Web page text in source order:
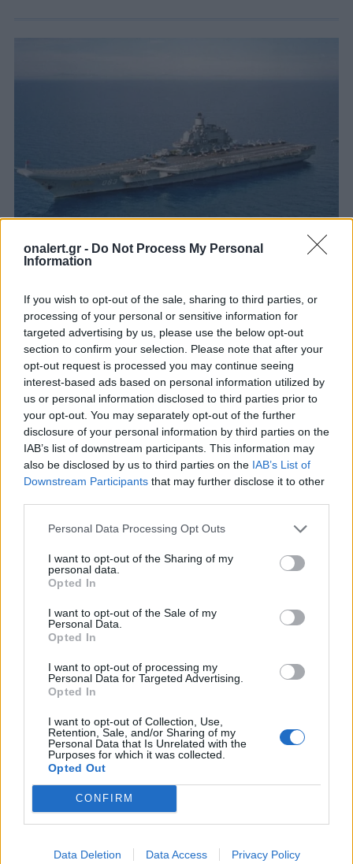
onalert.gr - Do Not Process My Personal
Information
If you wish to opt-out of the sale, sharing to third parties, or
processing of your personal or sensitive information for
targeted advertising by us, please use the below opt-out
section to confirm your selection. Please note that after your
opt-out request is processed you may continue seeing
interest-based ads based on personal information utilized by
us or personal information disclosed to third parties prior to
your opt-out. You may separately opt-out of the further
disclosure of your personal information by third parties on the
IAB’s list of downstream participants. This information may
also be disclosed by us to third parties on the IAB’s List of
Downstream Participants that may further disclose it to other
Personal Data Processing Opt Outs
I want to opt-out of the Sharing of my
personal data.
Opted In
I want to opt-out of the Sale of my
Personal Data.
Opted In
I want to opt-out of processing my
Personal Data for Targeted Advertising.
Opted In
I want to opt-out of Collection, Use,
Retention, Sale, and/or Sharing of my
Personal Data that Is Unrelated with the
Purposes for which it was collected.
Opted Out
CONFIRM
Data Deletion Data Access Privacy Policy
αεροπλανοφόρο επιστρέφει στις
θάλασσες αναβαθμισμένο
Εκτός από την καταστροφική πυρκαγιά του
2019, το πλοίο έχει υποστεί αρκετά προβλήματα
και ατυχήματα.
25 ΑΠΡ. 2021, 08:33
Ταϊβάν: Επίδειξη ισχύος των ΗΠΑ στο
“μαλακό υπογάστριο” της Κίνας
περιοχή, έχει εκνευριστεί από την ενίσχυση της
υποστήριξης που της προσφέρει...
24 ΑΠΡ. 2020, 09:58